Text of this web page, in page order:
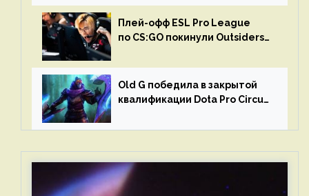
Плей-офф ESL Pro League
по CS:GO покинули Outsiders
Old G победила в закрытой
квалификации Dota Pro Circuit